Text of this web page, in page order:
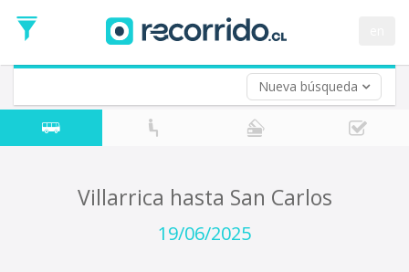
Nueva búsqueda
de
Ida
Vuelta (opcional)
Fecha
de
Villarrica hasta San Carlos
19/06/2025